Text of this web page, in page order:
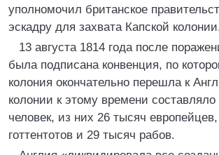
уполномочил британское
эскадру для захвата Капской
13 августа 1814 года после
была подписана конвенция, по
колония окончательно перешла к
колонии к этому времени
человек, из них 26 тысяч
готтентотов и 29 тысяч рабов.